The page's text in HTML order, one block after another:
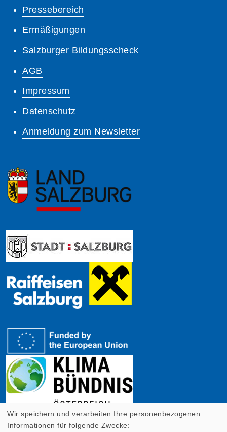
Pressebereich
Ermäßigungen
Salzburger Bildungsscheck
AGB
Impressum
Datenschutz
Anmeldung zum Newsletter
Wir speichern und verarbeiten Ihre personenbezogenen
Informationen für folgende Zwecke: